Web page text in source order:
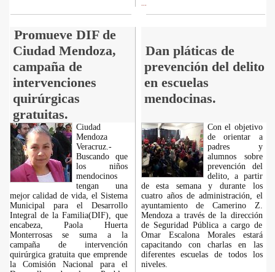
Promueve DIF de
Ciudad Mendoza,
campaña de
intervenciones
quirúrgicas
gratuitas.
Dan pláticas de
prevención del delito
en escuelas
mendocinas.
Ciudad
Mendoza
Veracruz.-
Buscando que
los niños
mendocinos
tengan una
mejor calidad de vida, el Sistema
Municipal para el Desarrollo
Integral de la Familia(DIF), que
encabeza, Paola Huerta
Monterrosas se suma a la
campaña de intervención
quirúrgica gratuita que emprende
la Comisión Nacional para el
Con el objetivo
de orientar a
padres y
alumnos sobre
prevención del
delito, a partir
de esta semana y durante los
cuatro años de administración, el
ayuntamiento de Camerino Z.
Mendoza a través de la dirección
de Seguridad Pública a cargo de
Omar Escalona Morales estará
capacitando con charlas en las
diferentes escuelas de todos los
niveles.